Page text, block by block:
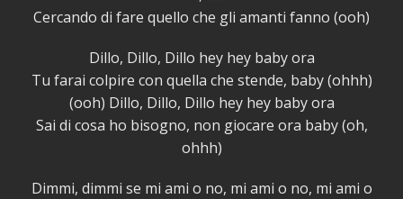
Cercando di fare quello che gli amanti fanno (ooh)
Dillo, Dillo, Dillo hey hey baby ora
Tu farai colpire con quella che stende, baby (ohhh)
(ooh) Dillo, Dillo, Dillo hey hey baby ora
Sai di cosa ho bisogno, non giocare ora baby (oh,
ohhh)
Dimmi, dimmi se mi ami o no, mi ami o no, mi ami o